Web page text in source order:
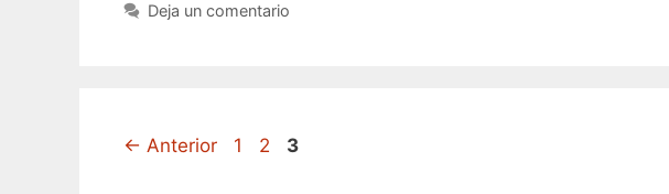
Deja un comentario
← Anterior Página
1 Página
2 Página
3